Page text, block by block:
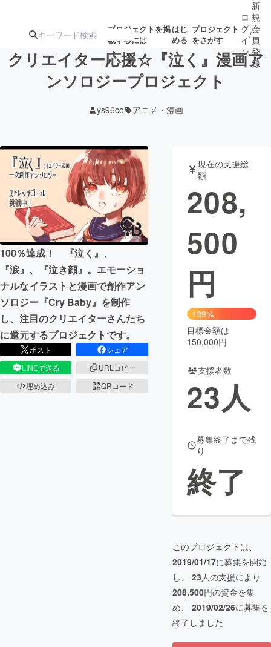
プロジェクトを掲
載するには
はじ
める
プロジェクト
をさがす
ジェクト
ロジェクト
アート・写真 音楽
テクノロジー・ガジェット ゲーム・サ
映像・映画
ビジネス・起業
まちづくり・地域活性化
CAMPFIRE for Social Good
CAMPFIRE Creation
CAMPFIREふるさと納税
コミュニティ
ロ
グ
イ
ン
/
新
規
会
員
登
録
クリエイター応援☆『泣く』漫画ア
ンソロジープロジェクト
ys96co アニメ・漫画
100％達成！ 『泣く』、
『涙』、『泣き顔』。エモーショ
ナルなイラストと漫画で創作アン
ソロジー『Cry Baby』を制作
し、注目のクリエイターさんたち
に還元するプロジェクトです。
ポスト
シェア
LINEで送る
URLコピー
埋め込み
QRコード
現在の支援総
額
208,
500
円
139%
目標金額は
150,000円
支援者数
23人
募集終了まで残
り
終了
このプロジェクトは、
2019/01/17に募集を開始
し、 23人の支援により
208,500円の資金を集
め、 2019/02/26に募集を
終了しました